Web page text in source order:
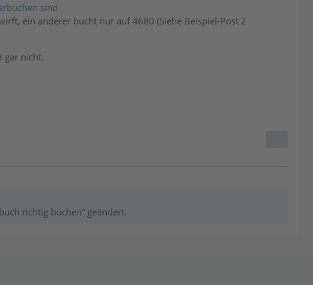
sind
ein anderer bucht nur auf 4680 (Siehe Beispiel-Post 2
gar nicht.
richtig buchen“ geändert.